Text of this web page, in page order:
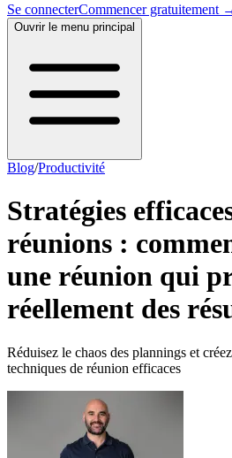
Se connecterCommencer gratuitement
Ouvrir le menu principal
Blog/Productivité
Stratégies
réunions :
une réunion qui
réellement des
Réduisez le chaos des plannings et
techniques de réunion efficaces